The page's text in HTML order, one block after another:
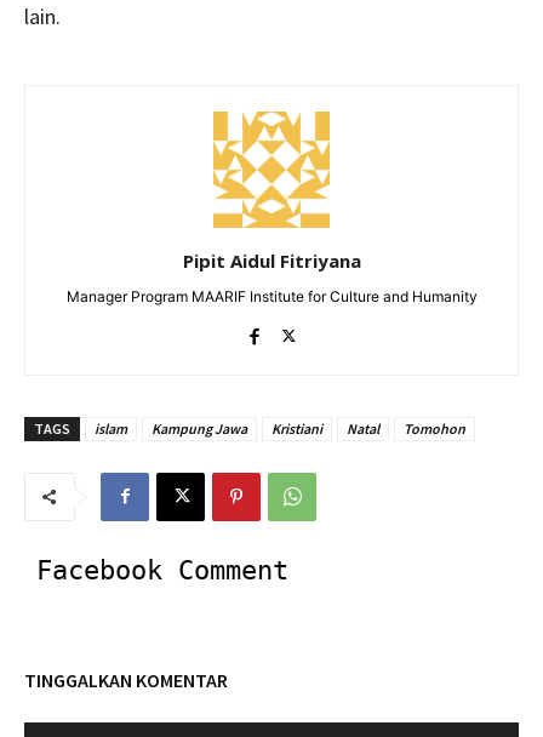
lain.
Pipit Aidul Fitriyana
Manager Program MAARIF Institute for Culture and Humanity
TAGS islam Kampung Jawa Kristiani Natal Tomohon
Facebook Comment
TINGGALKAN KOMENTAR